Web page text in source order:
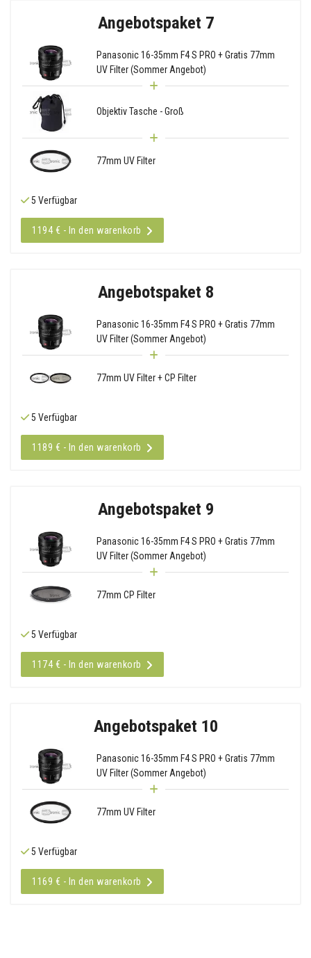
Angebotspaket 7
Panasonic 16-35mm F4 S PRO + Gratis 77mm
UV Filter (Sommer Angebot)
Objektiv Tasche - Groß
77mm UV Filter
5 Verfügbar
1194 € - In den warenkorb
Angebotspaket 8
Panasonic 16-35mm F4 S PRO + Gratis 77mm
UV Filter (Sommer Angebot)
77mm UV Filter + CP Filter
5 Verfügbar
1189 € - In den warenkorb
Angebotspaket 9
Panasonic 16-35mm F4 S PRO + Gratis 77mm
UV Filter (Sommer Angebot)
77mm CP Filter
5 Verfügbar
1174 € - In den warenkorb
Angebotspaket 10
Panasonic 16-35mm F4 S PRO + Gratis 77mm
UV Filter (Sommer Angebot)
77mm UV Filter
5 Verfügbar
1169 € - In den warenkorb